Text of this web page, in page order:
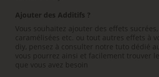
Ajouter des Additifs ?
Vous souhaitez ajouter des effets
caramélisées etc. ou tout autres effets à
diy, pensez à consulter notre tuto dédié
vous pourrez ainsi et facilement trouver
que vous avez besoin